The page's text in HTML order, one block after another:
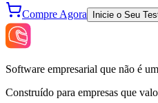
Compre Agora Inicie o Seu
Software empresarial que não é
Construído para empresas que